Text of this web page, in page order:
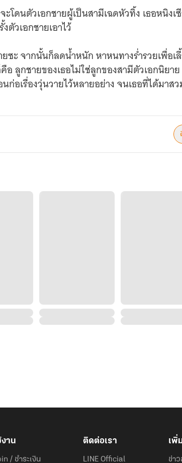
ดนตัวเอกชายผู้เป็นสามีเฉดหัวทิ้ง เธอหนิงเ
ตัวเอกชายเอาไว้
ซะ จากนั้นก็ลดน้ำหนัก หาหนทางร่ำรวยเพื่อเ
ลูกชายของเธอไม่ใช่ลูกของสามีตัวเอกนิยา
ก่อเรื่องวุ่นวายไว้หลายอย่าง จนเธอที่ได้มาส
ล้ว ทำไมยังตามมาสร้างความวุ่นวายรอบตัว
หึงหวงนางร้ายปลายแถวแบบเธอทำไม ไปรัก
เถอะ
งาน
/ ชำระเงิน
ติดต่อเรา
LINE Official
เพิ่
ข่า